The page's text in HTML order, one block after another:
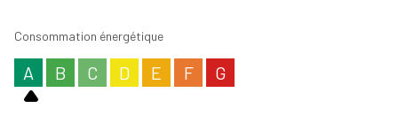
Consommation énergétique
A B C D E F G